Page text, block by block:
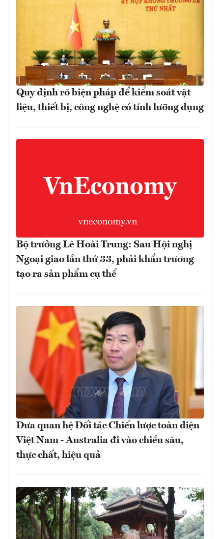
Quy định rõ biện pháp để kiểm soát vật
liệu, thiết bị, công nghệ có tính lưỡng dụng
Bộ trưởng Lê Hoài Trung: Sau Hội nghị
Ngoại giao lần thứ 33, phải khẩn trương
tạo ra sản phẩm cụ thể
Đưa quan hệ Đối tác Chiến lược toàn diện
Việt Nam - Australia đi vào chiều sâu,
thực chất, hiệu quả